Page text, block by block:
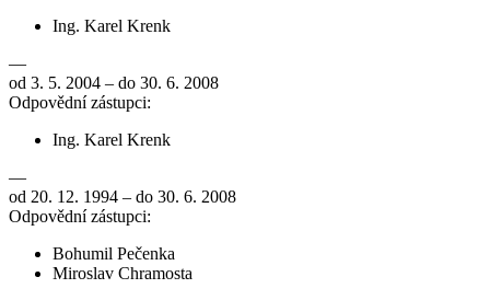
Ing. Karel Krenk
—
od 3. 5. 2004 – do 30. 6. 2008
Odpovědní zástupci:
Ing. Karel Krenk
—
od 20. 12. 1994 – do 30. 6. 2008
Odpovědní zástupci:
Bohumil Pečenka
Miroslav Chramosta